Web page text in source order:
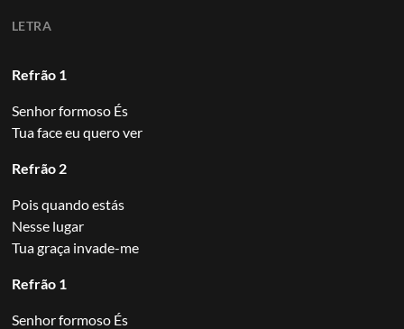
LETRA
Refrão 1
Senhor formoso És
Tua face eu quero ver
Refrão 2
Pois quando estás
Nesse lugar
Tua graça invade-me
Refrão 1
Senhor formoso És